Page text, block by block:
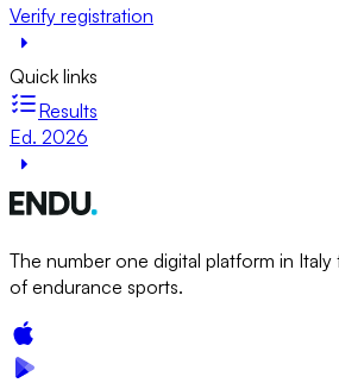
Verify registration
Quick links
Results
Ed. 2026
The number one digital platform in
of endurance sports.